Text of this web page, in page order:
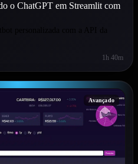
o ChatGPT em Streamlit com
personalizada com a API da
1h 40m
Avançado